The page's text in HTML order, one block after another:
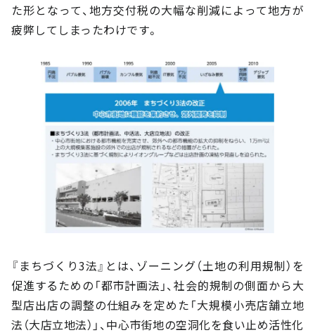
た形となって、地方交付税の大幅な削減によって地方が
疲弊してしまったわけです。
『まちづくり3法』とは、ゾーニング（土地の利用規制）を
促進するための「都市計画法」、社会的規制の側面から大
型店出店の調整の仕組みを定めた「大規模小売店舗立地
法（大店立地法）」、中心市街地の空洞化を食い止め活性化